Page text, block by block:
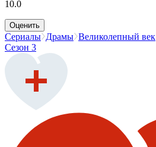
10.0
Оценить
Сериалы Драмы Великолепный век
Сезон 3